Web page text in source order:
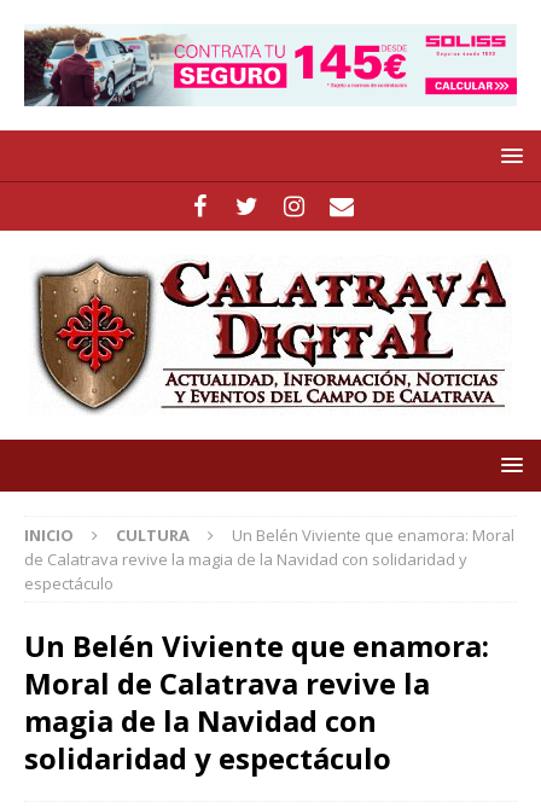
INICIO CULTURA
Un Belén Viviente que enamora: Moral
de Calatrava revive la magia de la Navidad con solidaridad y
espectáculo
Un Belén Viviente que enamora:
Moral de Calatrava revive la
magia de la Navidad con
solidaridad y espectáculo